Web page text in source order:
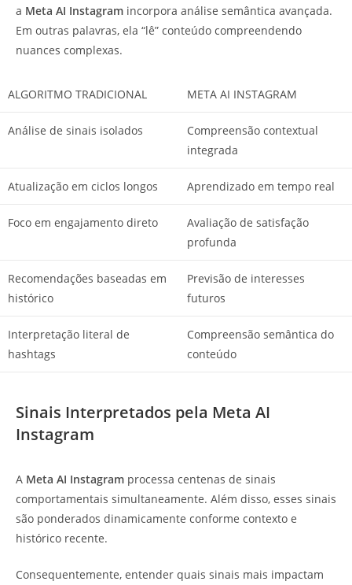
a Meta AI Instagram incorpora análise semântica avançada.
Em outras palavras, ela “lê” conteúdo compreendendo
nuances complexas.
ALGORITMO TRADICIONAL META AI INSTAGRAM
Análise de sinais isolados
Compreensão contextual
integrada
Atualização em ciclos longos Aprendizado em tempo real
Foco em engajamento direto
Avaliação de satisfação
profunda
Recomendações baseadas em
histórico
Previsão de interesses
futuros
Interpretação literal de
hashtags
Compreensão semântica do
conteúdo
Sinais Interpretados pela Meta AI
Instagram
A Meta AI Instagram processa centenas de sinais
comportamentais simultaneamente. Além disso, esses sinais
são ponderados dinamicamente conforme contexto e
histórico recente.
Consequentemente, entender quais sinais mais impactam